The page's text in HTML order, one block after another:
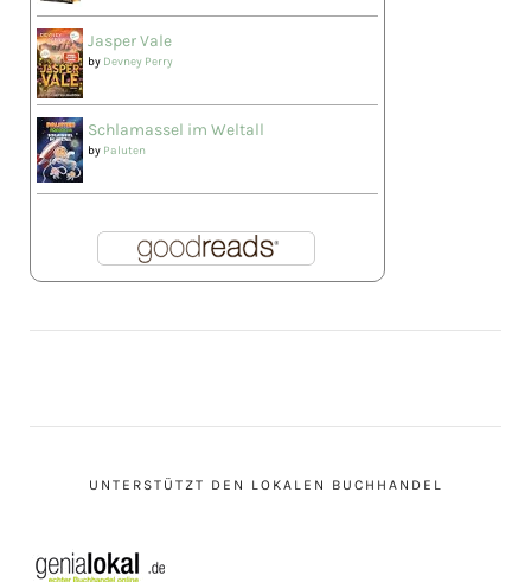
Jasper Vale
by Devney Perry
Schlamassel im Weltall
by Paluten
UNTERSTÜTZT DEN LOKALEN BUCHHANDEL